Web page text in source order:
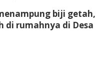
biji
rumahnya di